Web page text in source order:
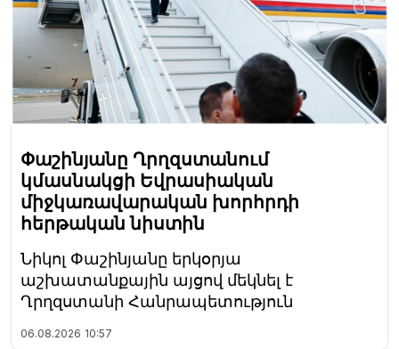
Փաշինյանը Ղրղզստանում
կմասնակցի Եվրասիական
միջկառավարական խորհրդի
հերթական նիստին
Նիկոլ Փաշինյանը երկօրյա
աշխատանքային այցով մեկնել է
Ղրղզստանի Հանրապետություն
06.08.2026 10:57